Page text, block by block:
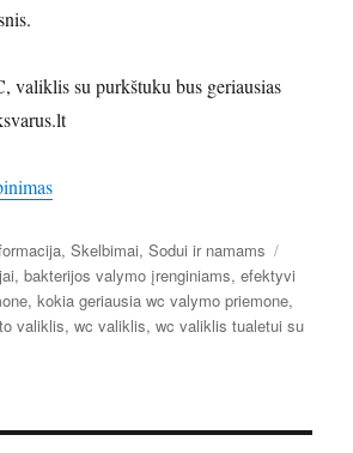
valiklis su purkštuku bus geriausias
,Skelbimai,Sodui ir namams
,bakterijos valymo įrenginiams,efektyvi
,kokia geriausia wc valymo priemone,
valiklis,wc valiklis,wc valiklis tualetui su